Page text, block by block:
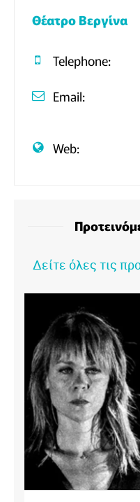
Θέατρο Βεργίνα
Telephone:
Email:
Web:
Δείτε όλες τις
10